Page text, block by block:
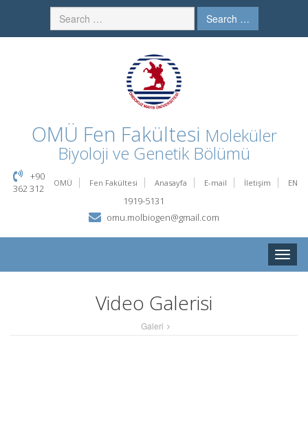
Search …
OMÜ Fen Fakültesi Moleküler
Biyoloji ve Genetik Bölümü
OMÜ Fen Fakültesi Anasayfa E-mail İletişim EN
+90
362 312
1919-5131
omu.molbiogen@gmail.com
Toggle
Video Galerisi
Galeri